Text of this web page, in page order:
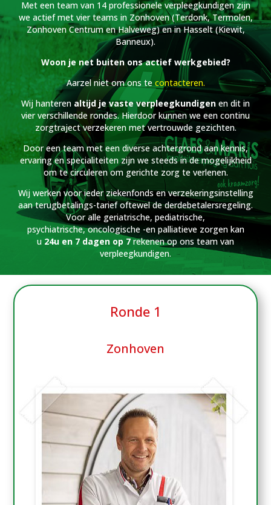
Met een team van 14 professionele verpleegkundigen zijn
we actief met vier teams in Zonhoven (Terdonk, Termolen,
Zonhoven Centrum en Halveweg) en in Hasselt (Kiewit,
Banneux).
Woon je net buiten ons actief werkgebied?
Aarzel niet om ons tecontacteren.
Wij hanteren altijd je vaste verpleegkundigen en dit in
vier verschillende rondes. Hierdoor kunnen we een continu
zorgtraject verzekeren met vertrouwde gezichten.
Door een team met een diverse achtergrond aan kennis,
ervaring en specialiteiten zijn we steeds in de mogelijkheid
om te circuleren om gerichte zorg te verlenen.​
Wij werken voor ieder ziekenfonds en verzekeringsinstelling
aan terugbetalings-tarief oftewel de derdebetalersregeling.
Voor alle geriatrische, pediatrische,
psychiatrische, oncologische -en palliatieve zorgen kan
u 24u en 7 dagen op 7 rekenen op ons team van
verpleegkundigen.
Ronde 1
Zonhoven